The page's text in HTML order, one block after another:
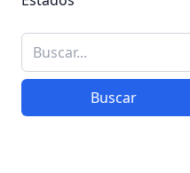
Buscar